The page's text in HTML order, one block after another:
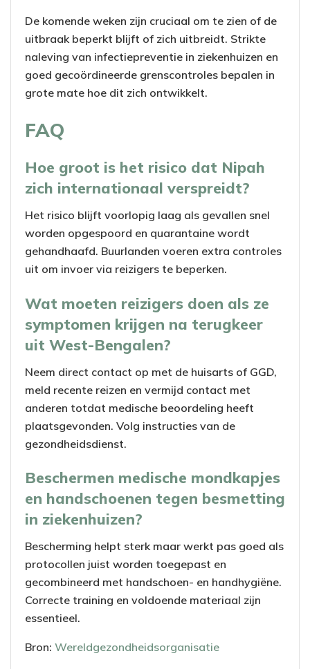
De komende weken zijn cruciaal om te zien of de
uitbraak beperkt blijft of zich uitbreidt. Strikte
naleving van infectiepreventie in ziekenhuizen en
goed gecoördineerde grenscontroles bepalen in
grote mate hoe dit zich ontwikkelt.
FAQ
Hoe groot is het risico dat Nipah
zich internationaal verspreidt?
Het risico blijft voorlopig laag als gevallen snel
worden opgespoord en quarantaine wordt
gehandhaafd. Buurlanden voeren extra controles
uit om invoer via reizigers te beperken.
Wat moeten reizigers doen als ze
symptomen krijgen na terugkeer
uit West-Bengalen?
Neem direct contact op met de huisarts of GGD,
meld recente reizen en vermijd contact met
anderen totdat medische beoordeling heeft
plaatsgevonden. Volg instructies van de
gezondheidsdienst.
Beschermen medische mondkapjes
en handschoenen tegen besmetting
in ziekenhuizen?
Bescherming helpt sterk maar werkt pas goed als
protocollen juist worden toegepast en
gecombineerd met handschoen- en handhygiëne.
Correcte training en voldoende materiaal zijn
essentieel.
Bron: Wereldgezondheidsorganisatie